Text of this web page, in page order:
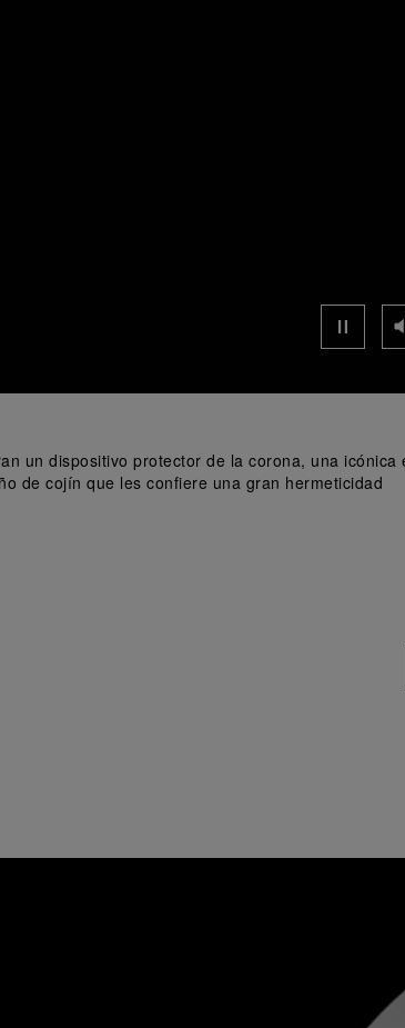
un dispositivo protector de la corona, una icónica
de cojín que les confiere una gran hermeticidad